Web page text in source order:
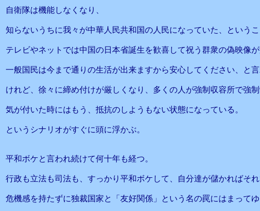
自衛隊は機能しなくなり、
知らないうちに我々が中華人民共和国の人民になっていた、というこ
テレビやネットでは中国の日本省誕生を歓喜して祝う群衆の偽映像が
一般国民は今まで通りの生活が出来ますから安心してください、と言
けれど、徐々に締め付けが厳しくなり、多くの人が強制収容所で強制
気が付いた時にはもう、抵抗のしようもない状態になっている。
というシナリオがすぐに頭に浮かぶ。
平和ボケと言われ続けて何十年も経つ。
行政も立法も司法も、すっかり平和ボケして、自分達が儲かればそれ
危機感を持たずに独裁国家と「友好関係」という名の罠にはまってゆ